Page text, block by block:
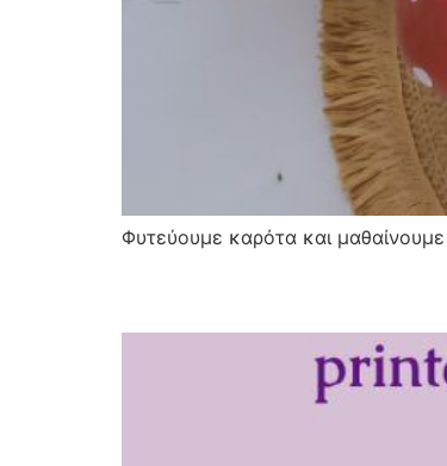
Φυτεύουμε καρότα και μαθαίνουμε